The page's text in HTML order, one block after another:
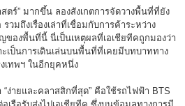
ตร์” มากขึ้น ลองสังเกตการจัดวางพื้นที่ที่ยัง
วมถึงเรื่องเล่าที่เชื่อมกับการค้าระหว่าง
ของพื้นที่นี้ นี่เป็นเหตุผลที่เอเชียทีคถูกมองว่า
เป็นการเดินเล่นบนพื้นที่ที่เคยมีบทบาททาง
งเทพฯ ในอีกยุคหนึ่ง
ง่ายและคลาสสิกที่สุด” คือใช้รถไฟฟ้า BTS